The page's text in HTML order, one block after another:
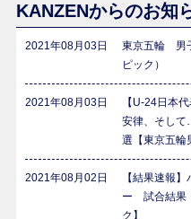
KANZENからのお知
2021年08月03日
東京五輪 男
ピック）
2021年08月03日
【U-24日本
安律、そし
選【東京五輪
2021年08月02日
【結果速報
ー 試合結果
ク】